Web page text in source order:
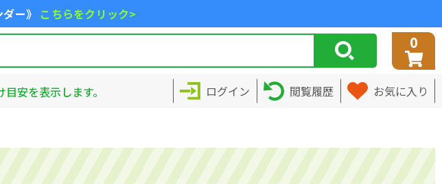
ー》 こちらをクリック>
0
安を表示します。 ログイン 閲覧履歴 お気に入り